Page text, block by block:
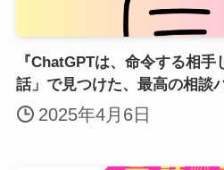
『ChatGPTは、命令する相
話」で見つけた、最高の相談
2025年4月6日